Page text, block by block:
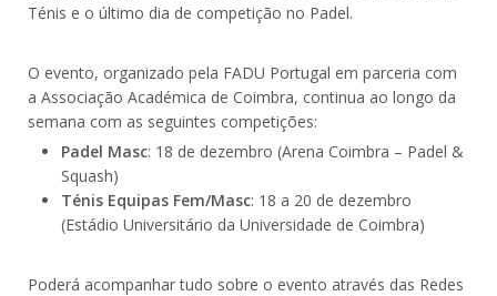
Ténis e o último dia de competição no Padel.
O evento, organizado pela FADU Portugal em parceria com
a Associação Académica de Coimbra, continua ao longo da
semana com as seguintes competições:
Padel Masc: 18 de dezembro (Arena Coimbra – Padel &
Squash)
Ténis Equipas Fem/Masc: 18 a 20 de dezembro
(Estádio Universitário da Universidade de Coimbra)
Poderá acompanhar tudo sobre o evento através das Redes